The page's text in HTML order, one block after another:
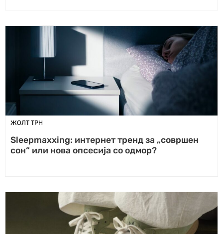
ЖОЛТ ТРН
Sleepmaxxing: интернет тренд за „совршен
сон“ или нова опсесија со одмор?